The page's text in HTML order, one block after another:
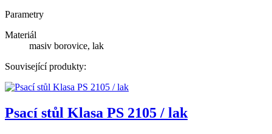
Parametry
Materiál
masiv borovice, lak
Související produkty:
Psací stůl Klasa PS 2105 / lak